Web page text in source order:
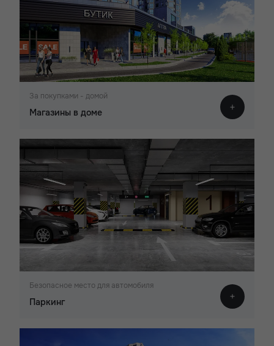
За покупками - домой
Магазины в доме
Безопасное место для автомобиля
Паркинг